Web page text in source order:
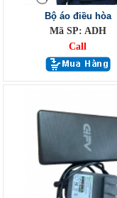
Bộ áo điều hòa
Mã SP: ADH
Call